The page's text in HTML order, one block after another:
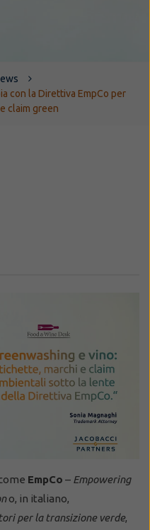
con la Direttiva EmpCo per
claim green
EmpCo – Empowering
o, in italiano,
per la transizione verde,